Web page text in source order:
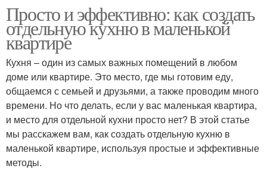
Места в маленькой
маленькой
Просто и эффективно: как создать
отдельную кухню в маленькой
квартире
Кухня – один из самых важных помещений в любом
доме или квартире. Это место, где мы готовим еду,
общаемся с семьей и друзьями, а также проводим много
времени. Но что делать, если у вас маленькая квартира,
и место для отдельной кухни просто нет? В этой статье
мы расскажем вам, как создать отдельную кухню в
маленькой квартире, используя простые и эффективные
методы.